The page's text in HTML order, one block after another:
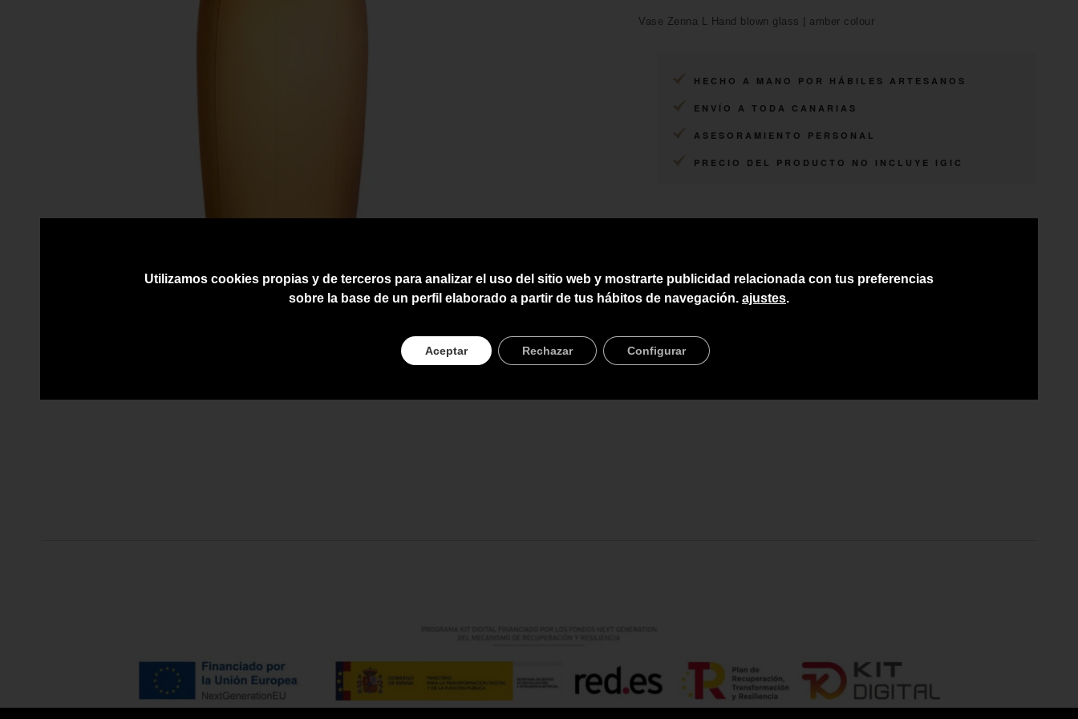
Vase Zenna L Hand blown glass | amber colour
HECHO A MANO POR HÁBILES ARTESANOS
ENVÍO A TODA CANARIAS
ASESORAMIENTO PERSONAL
PRECIO DEL PRODUCTO NO INCLUYE IGIC
Utilizamos cookies propias y de terceros para analizar el uso del sitio web y mostrarte publicidad relacionada con tus preferencias
sobre la base de un perfil elaborado a partir de tus hábitos de navegación. ajustes.
Aceptar Rechazar Configurar